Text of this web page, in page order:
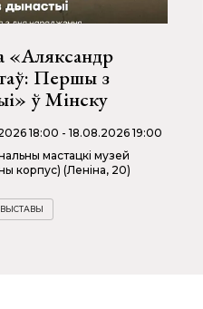
«Аляксандр
Першы з
ў Мінску
18:00 - 18.08.2026 19:00
мастацкі музей
корпус) (Леніна, 20)
ВЫСТАВЫ